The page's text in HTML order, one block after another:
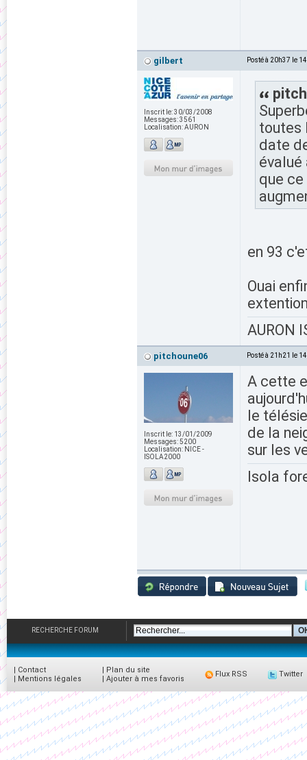
gilbert Posté à 20h37 le
Inscrit le:30/03/2008
Messages:3561
Localisation:AURON
toutes
date
évalué
que
en 93
Ouai
AURON
pitchoune06 Posté à 21h21 le
Inscrit le: 13/01/2009
Messages:5200
Localisation: NICE -
ISOLA2000
A cette
le
de la
sur les
Isola
RECHERCHE FORUM
| Contact
| Mentions légales
| Plan du site
| Ajouter à mes favoris
Flux RSS Twitter